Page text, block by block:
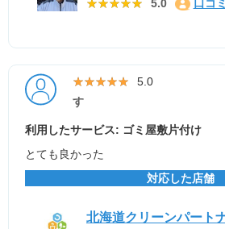
★★★★★
★★★★★ 5.0 口コミ
★★★★★
★★★★★ 5.0
す
利用したサービス: ゴミ屋敷片付け
とても良かった
対応した店舗
北海道クリーンパート